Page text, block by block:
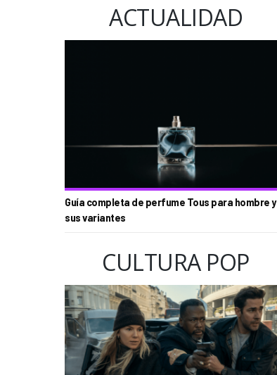
ACTUALIDAD
Guía completa de perfume Tous para hombre y
sus variantes
CULTURA POP